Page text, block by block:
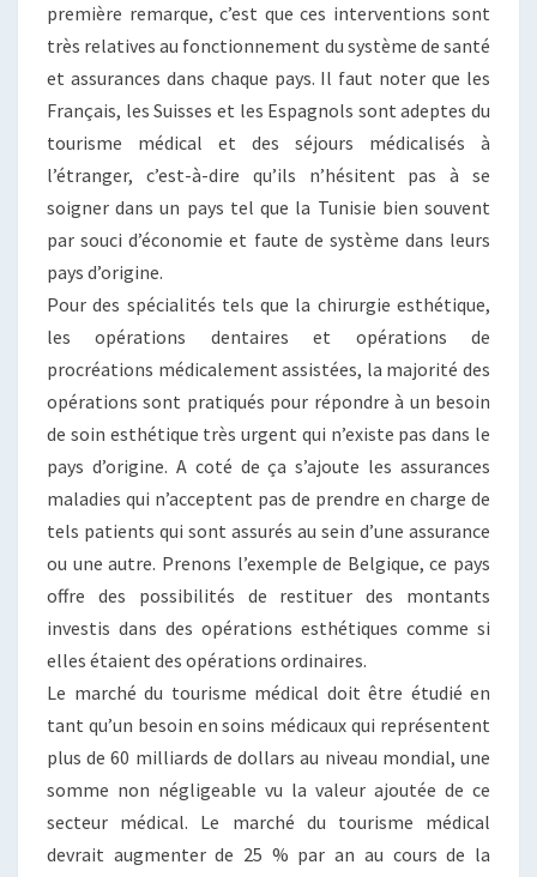
première remarque, c’est que ces interventions sont
très relatives au fonctionnement du système de santé
et assurances dans chaque pays. Il faut noter que les
Français, les Suisses et les Espagnols sont adeptes du
tourisme médical et des séjours médicalisés à
l’étranger, c’est-à-dire qu’ils n’hésitent pas à se
soigner dans un pays tel que la Tunisie bien souvent
par souci d’économie et faute de système dans leurs
pays d’origine.
Pour des spécialités tels que la chirurgie esthétique,
les opérations dentaires et opérations de
procréations médicalement assistées, la majorité des
opérations sont pratiqués pour répondre à un besoin
de soin esthétique très urgent qui n’existe pas dans le
pays d’origine. A coté de ça s’ajoute les assurances
maladies qui n’acceptent pas de prendre en charge de
tels patients qui sont assurés au sein d’une assurance
ou une autre. Prenons l’exemple de Belgique, ce pays
offre des possibilités de restituer des montants
investis dans des opérations esthétiques comme si
elles étaient des opérations ordinaires.
Le marché du tourisme médical doit être étudié en
tant qu’un besoin en soins médicaux qui représentent
plus de 60 milliards de dollars au niveau mondial, une
somme non négligeable vu la valeur ajoutée de ce
secteur médical. Le marché du tourisme médical
devrait augmenter de 25 % par an au cours de la